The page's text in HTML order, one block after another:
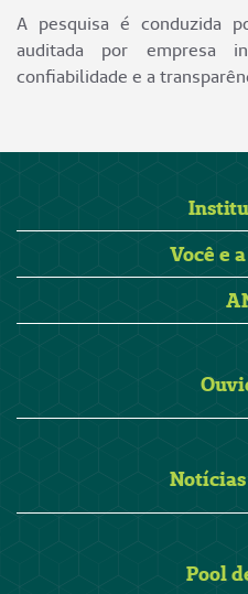
A pesquisa é conduzida
auditada por empresa
confiabilidade e a
Você e
Pool